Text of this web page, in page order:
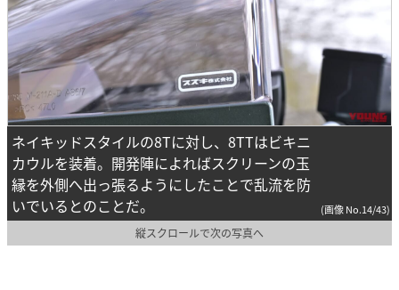
ネイキッドスタイルの8Tに対し、8TTはビキニ
カウルを装着。開発陣によればスクリーンの玉
縁を外側へ出っ張るようにしたことで乱流を防
いでいるとのことだ。
(画像 No.14/43)
縦スクロールで次の写真へ